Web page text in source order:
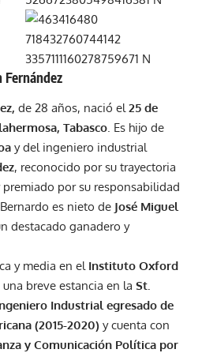
Fernández
de 28 años, nació el 25 de
Tabasco . Es hijo de
y del ingeniero industrial
, reconocido por su trayectoria
por su responsabilidad
es nieto de José Miguel
destacado ganadero y
y media en el Instituto Oxford
una breve estancia en la St.
Industrial egresado de
(2015-2020) y cuenta con
y Comunicación Política por